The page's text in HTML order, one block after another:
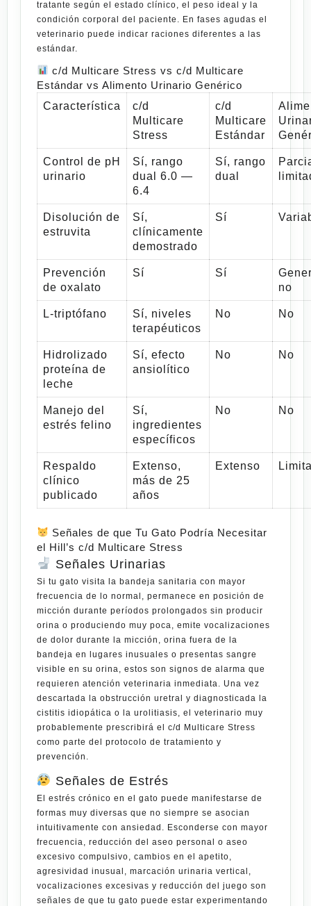
tratante según el estado clínico, el peso ideal y la
condición corporal del paciente. En fases agudas el
veterinario puede indicar raciones diferentes a las
estándar.
c/d Multicare Stress vs c/d Multicare
Estándar vs Alimento Urinario Genérico
Característica
c/d
Multicare
Stress
c/d
Multicare
Estándar
Control de pH
urinario
Sí, rango
dual 6.0 —
6.4
Sí, rango
dual
Disolución de
estruvita
Sí,
clínicamente
demostrado
Sí
Prevención
de oxalato
Sí Sí
no
L-triptófano
Sí, niveles
terapéuticos
No No
Hidrolizado
proteína de
leche
Sí, efecto
ansiolítico
No No
Manejo del
estrés felino
Sí,
ingredientes
específicos
No No
Respaldo
clínico
publicado
Extenso,
más de 25
años
Extenso
Señales de que Tu Gato Podría Necesitar
el Hill’s c/d Multicare Stress
Señales Urinarias
Si tu gato visita la bandeja sanitaria con mayor
frecuencia de lo normal, permanece en posición de
micción durante períodos prolongados sin producir
orina o produciendo muy poca, emite vocalizaciones
de dolor durante la micción, orina fuera de la
bandeja en lugares inusuales o presentas sangre
visible en su orina, estos son signos de alarma que
requieren atención veterinaria inmediata. Una vez
descartada la obstrucción uretral y diagnosticada la
cistitis idiopática o la urolitiasis, el veterinario muy
probablemente prescribirá el c/d Multicare Stress
como parte del protocolo de tratamiento y
prevención.
Señales de Estrés
El estrés crónico en el gato puede manifestarse de
formas muy diversas que no siempre se asocian
intuitivamente con ansiedad. Esconderse con mayor
frecuencia, reducción del aseo personal o aseo
excesivo compulsivo, cambios en el apetito,
agresividad inusual, marcación urinaria vertical,
vocalizaciones excesivas y reducción del juego son
señales de que tu gato puede estar experimentando